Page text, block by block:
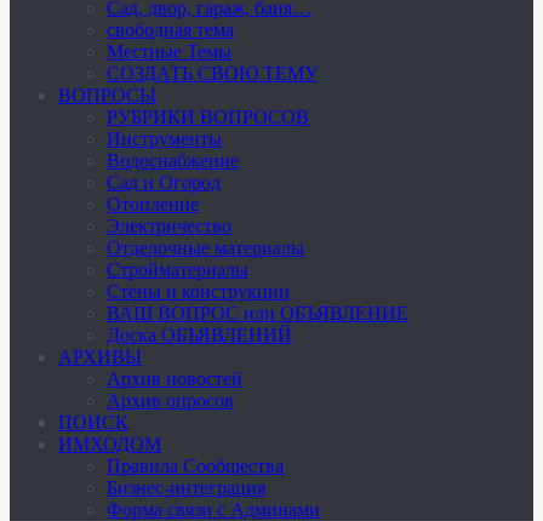
Cад, двор, гараж, баня…
свободная тема
Местные Темы
СОЗДАТЬ СВОЮ ТЕМУ
ВОПРОСЫ
РУБРИКИ ВОПРОСОВ
Инструменты
Водоснабжение
Сад и Огород
Отопление
Электричество
Отделочные материалы
Стройматериалы
Стены и конструкции
ВАШ ВОПРОС или ОБЪЯВЛЕНИЕ
Доска ОБЪЯВЛЕНИЙ
АРХИВЫ
Архив новостей
Архив опросов
ПОИСК
ИМХОДОМ
Правила Сообщества
Бизнес-интеграция
Форма связи с Админами